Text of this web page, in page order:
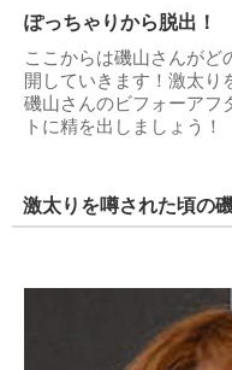
ぽっちゃりから脱出！
ここからは磯山さんがど
開していきます！激太り
磯山さんのビフォーアフ
トに精を出しましょう！
激太りを噂された頃の